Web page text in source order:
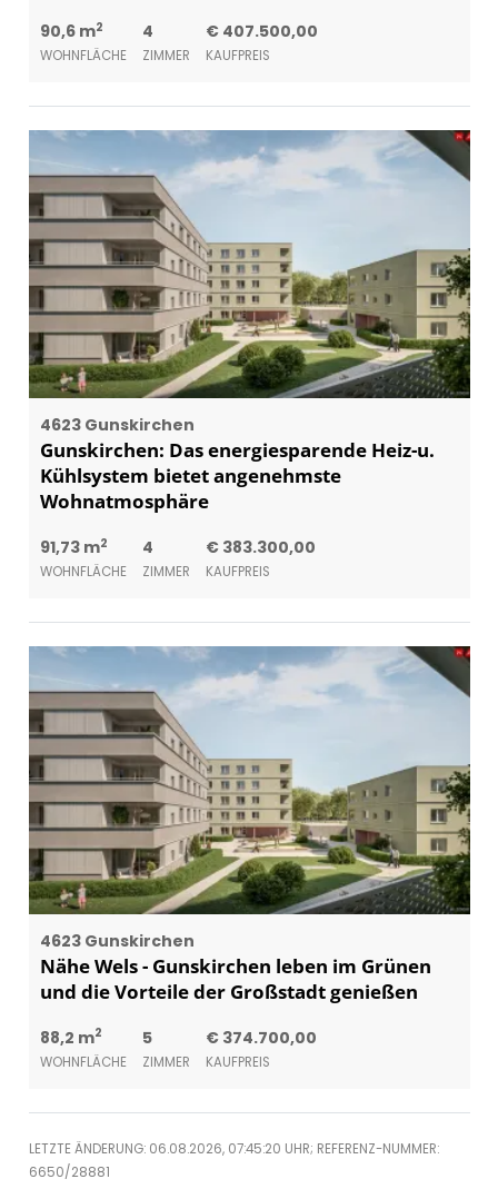
90,6 m2
WOHNFLÄCHE
4
ZIMMER
€ 407.500,00
KAUFPREIS
4623 Gunskirchen
Gunskirchen: Das energiesparende Heiz-u.
Kühlsystem bietet angenehmste
Wohnatmosphäre
91,73 m2
WOHNFLÄCHE
4
ZIMMER
€ 383.300,00
KAUFPREIS
4623 Gunskirchen
Nähe Wels - Gunskirchen leben im Grünen
und die Vorteile der Großstadt genießen
88,2 m2
WOHNFLÄCHE
5
ZIMMER
€ 374.700,00
KAUFPREIS
LETZTE ÄNDERUNG: 06.08.2026, 07:45:20 UHR; REFERENZ-NUMMER:
6650/28881